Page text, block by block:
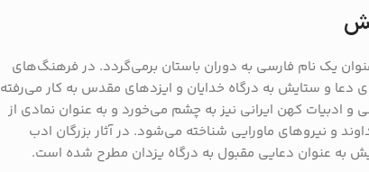
یک نام فارسی به دوران باستان برمی‌گردد. در فرهنگ‌های
دعا و ستایش به درگاه خدایان و ایزدهای مقدس به کار می‌رفته
و ادبیات کهن ایرانی نیز به چشم می‌خورد و به عنوان نمادی از
و نیروهای ماورایی شناخته می‌شود. در آثار بزرگان ادب
به عنوان دعایی مقبول به درگاه یزدان مطرح شده است.